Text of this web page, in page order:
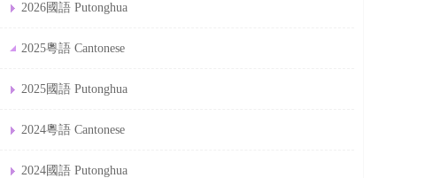
2026國語 Putonghua
2025粵語 Cantonese
2025國語 Putonghua
2024粵語 Cantonese
2024國語 Putonghua